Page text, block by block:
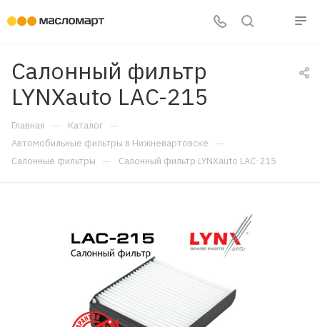
Салонный фильтр
LYNXauto LAC-215
Главная — Каталог —
Автомобильные фильтры в Нижневартовске —
Салонные фильтры — Салонный фильтр LYNXauto LAC-215